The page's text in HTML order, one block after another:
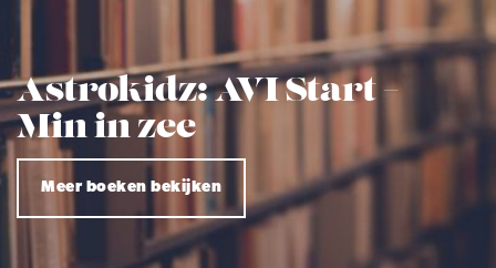
Astrokidz: AVI Start –
Min in zee
Meer boeken bekijken